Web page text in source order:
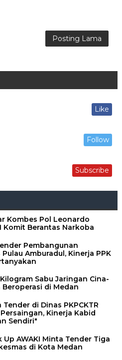
Posting Lama
Like
Follow
Subscribe
Kombes Pol Leonardo
Komit Berantas Narkoba
Pembangunan
Amburadul, Kinerja PPK
Sabu Jaringan Cina-
di Medan
di Dinas PKPCKTR
Kinerja Kabid
Sendiri"
AWAKI Minta Tender Tiga
di Kota Medan